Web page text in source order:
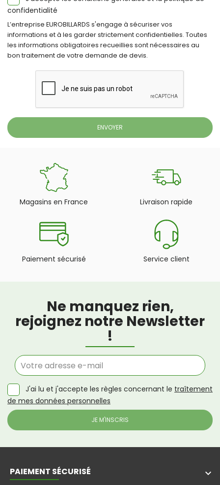
confidentialité
L’entreprise EUROBILLARDS s'engage à sécuriser vos
informations et à les garder strictement confidentielles. Toutes
les informations obligatoires recueillies sont nécessaires au
bon traitement de votre demande de devis.
Magasins en France Livraison rapide
Paiement sécurisé Service client
Ne manquez rien,
rejoignez notre Newsletter
!
J'ai lu et j'accepte les règles concernant le traîtement
de mes données personnelles
PAIEMENT SÉCURISÉ keyboard_arrow_down